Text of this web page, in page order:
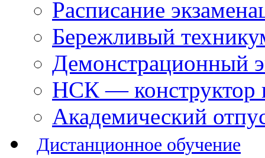
Расписание
Бережливый
Демонстрационный
НСК — конструктор
Академический
Дистанционное обучение